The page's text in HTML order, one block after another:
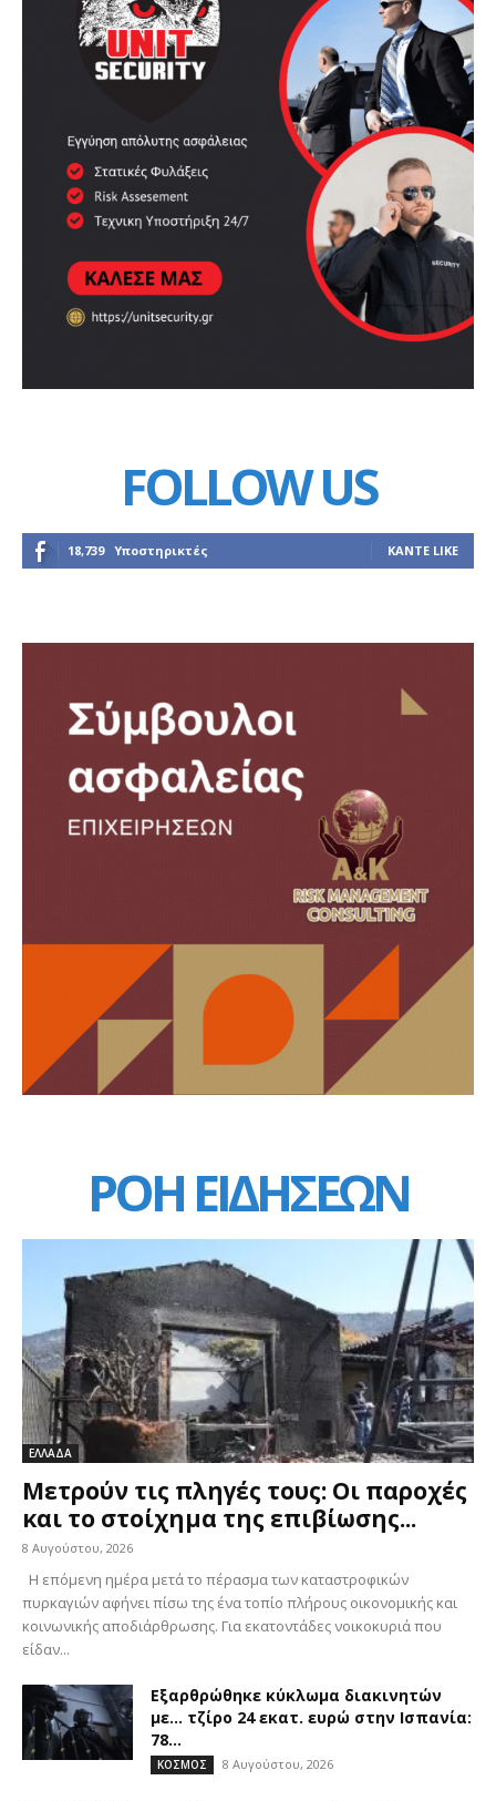
FOLLOW US
18,739 Υποστηρικτές ΚΆΝΤΕ LIKE
ΡΟΗ ΕΙΔΗΣΕΩΝ
ΕΛΛΑΔΑ
Μετρούν τις πληγές τους: Οι παροχές
και το στοίχημα της επιβίωσης...
8 Αυγούστου, 2026
Η επόμενη ημέρα μετά το πέρασμα των καταστροφικών
πυρκαγιών αφήνει πίσω της ένα τοπίο πλήρους οικονομικής και
κοινωνικής αποδιάρθρωσης. Για εκατοντάδες νοικοκυριά που
είδαν...
Εξαρθρώθηκε κύκλωμα διακινητών
με… τζίρο 24 εκατ. ευρώ στην Ισπανία:
78...
ΚΟΣΜΟΣ 8 Αυγούστου, 2026